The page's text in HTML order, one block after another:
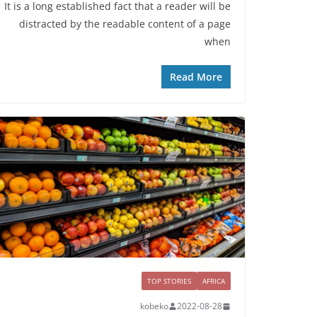
It is a long established fact that a reader will be
distracted by the readable content of a page
when
Read More
AFRICA
TOP STORIES
2022-08-28
kobeko